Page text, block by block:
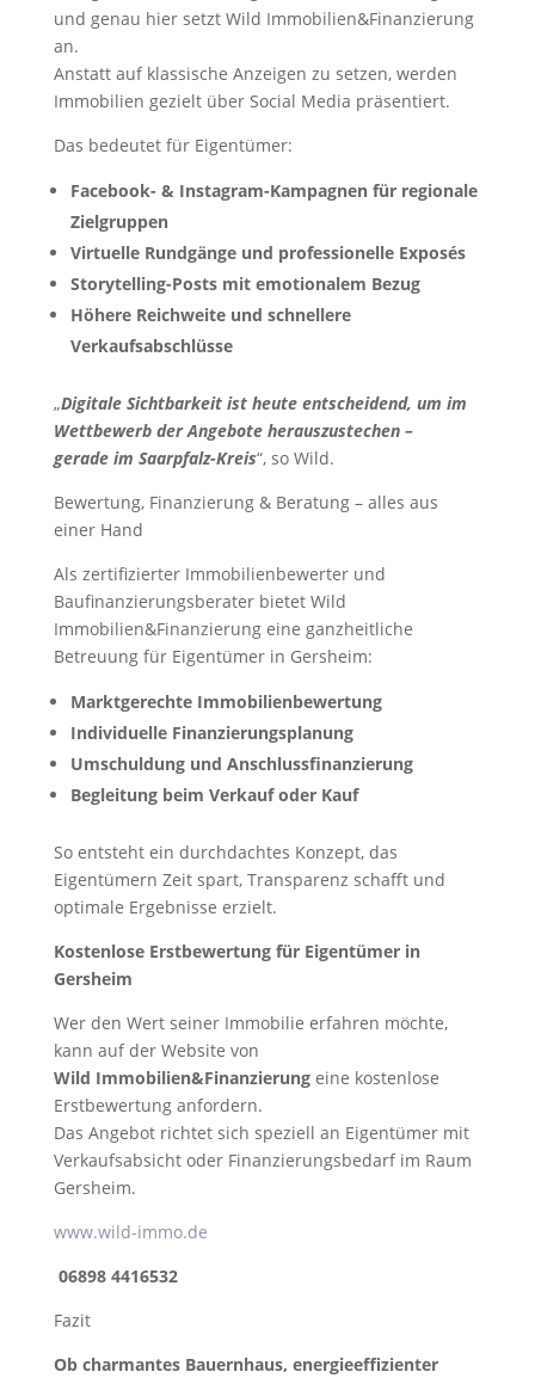
und genau hier setzt Wild Immobilien&Finanzierung
an.
Anstatt auf klassische Anzeigen zu setzen, werden
Immobilien gezielt über Social Media präsentiert.
Das bedeutet für Eigentümer:
Facebook- & Instagram-Kampagnen für regionale
Zielgruppen
Virtuelle Rundgänge und professionelle Exposés
Storytelling-Posts mit emotionalem Bezug
Höhere Reichweite und schnellere
Verkaufsabschlüsse
„Digitale Sichtbarkeit ist heute entscheidend, um im
Wettbewerb der Angebote herauszustechen –
gerade im Saarpfalz-Kreis“, so Wild.
Bewertung, Finanzierung & Beratung – alles aus
einer Hand
Als zertifizierter Immobilienbewerter und
Baufinanzierungsberater bietet Wild
Immobilien&Finanzierung eine ganzheitliche
Betreuung für Eigentümer in Gersheim:
Marktgerechte Immobilienbewertung
Individuelle Finanzierungsplanung
Umschuldung und Anschlussfinanzierung
Begleitung beim Verkauf oder Kauf
So entsteht ein durchdachtes Konzept, das
Eigentümern Zeit spart, Transparenz schafft und
optimale Ergebnisse erzielt.
Kostenlose Erstbewertung für Eigentümer in
Gersheim
Wer den Wert seiner Immobilie erfahren möchte,
kann auf der Website von
Wild Immobilien&Finanzierungeine kostenlose
Erstbewertung anfordern.
Das Angebot richtet sich speziell an Eigentümer mit
Verkaufsabsicht oder Finanzierungsbedarf im Raum
Gersheim.
www.wild-immo.de
06898 4416532
Fazit
Ob charmantes Bauernhaus, energieeffizienter